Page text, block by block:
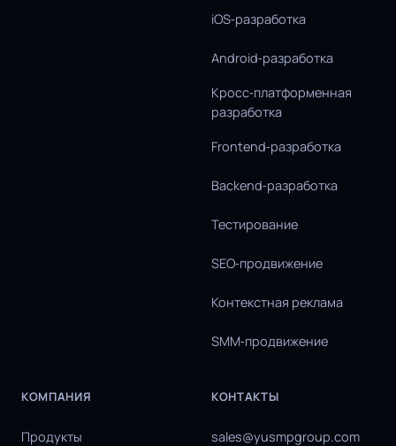
iOS‑разработка
Android‑разработка
Кросс‑платформенная
разработка
Frontend‑разработка
Backend‑разработка
Тестирование
SEO‑продвижение
Контекстная реклама
SMM‑продвижение
КОМПАНИЯ
Продукты
КОНТАКТЫ
sales@yusmpgroup.com